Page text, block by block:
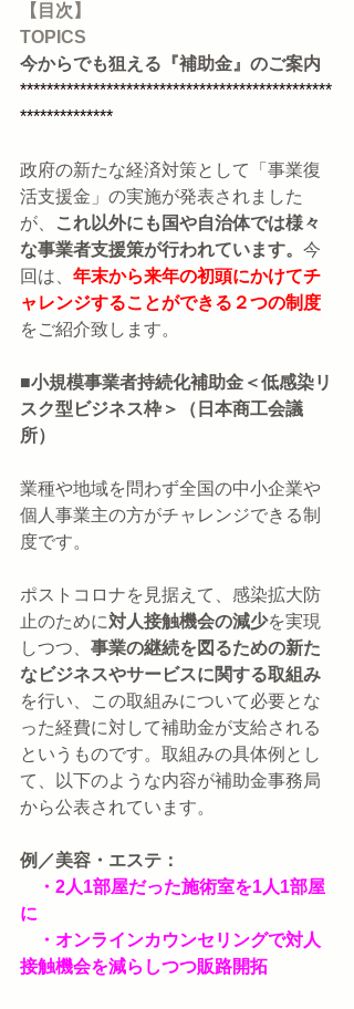
【目次】
TOPICS
今からでも狙える『補助金』のご案内
***********************************************
**************
政府の新たな経済対策として「事業復
活支援金」の実施が発表されました
が、
これ以外にも国や自治体では様々
な事業者支援策が行われています。 今
回は、 年末から来年の初頭にかけてチ
ャレンジすることができる２つの制度
をご紹介致します。
■小規模事業者持続化補助金＜低感染リ
スク型ビジネス枠＞（日本商工会議
所）
業種や地域を問わず全国の中小企業や
個人事業主の方がチャレンジできる制
度です。
ポストコロナを見据えて、感染拡大防
止のために対人接触機会の減少を実現
しつつ、 事業の継続を図るための新た
なビジネスやサービスに関する取組み
を行い、この取組みについて必要とな
った経費に対して補助金が支給される
というものです。取組みの具体例とし
て、以下のような内容が補助金事務局
から公表されています。
例／美容・エステ：
・2人1部屋だった施術室を1人1部屋
に
・オンラインカウンセリングで対人
接触機会を減らしつつ販路開拓